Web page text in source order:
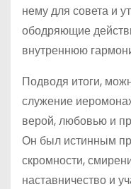
нему для совета и
ободряющие
внутреннюю
Подводя итоги,
служение
верой, любовью и
Он был истинным
скромности,
наставничество и